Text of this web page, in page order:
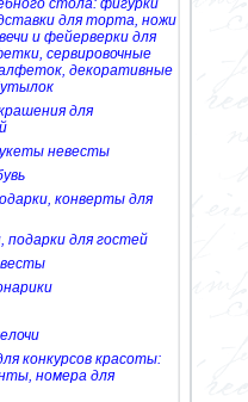
стола: фигурки
для торта, ножи
и фейерверки для
сервировочные
декоративные
для
невесты
конверты для
подарки для гостей
конкурсов красоты:
номера для